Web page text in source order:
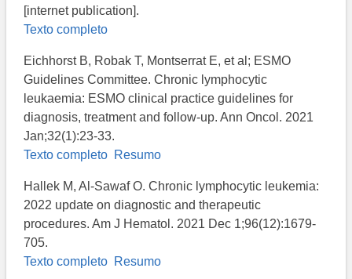
[internet publication].
Texto completo
Eichhorst B, Robak T, Montserrat E, et al; ESMO
Guidelines Committee. Chronic lymphocytic
leukaemia: ESMO clinical practice guidelines for
diagnosis, treatment and follow-up. Ann Oncol. 2021
Jan;32(1):23-33.
Texto completo Resumo
Hallek M, Al-Sawaf O. Chronic lymphocytic leukemia:
2022 update on diagnostic and therapeutic
procedures. Am J Hematol. 2021 Dec 1;96(12):1679-
705.
Texto completo Resumo